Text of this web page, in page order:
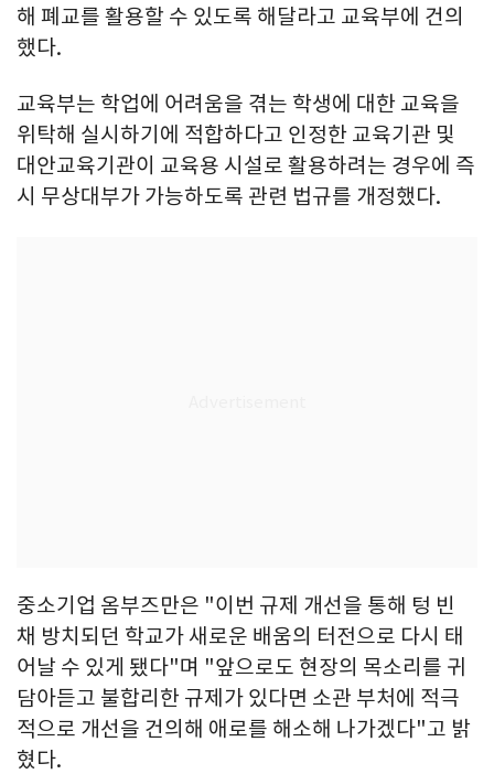
해 폐교를 활용할 수 있도록 해달라고 교육부에 건의
했다.
교육부는 학업에 어려움을 겪는 학생에 대한 교육을
위탁해 실시하기에 적합하다고 인정한 교육기관 및
대안교육기관이 교육용 시설로 활용하려는 경우에 즉
시 무상대부가 가능하도록 관련 법규를 개정했다.
중소기업 옴부즈만은 "이번 규제 개선을 통해 텅 빈
채 방치되던 학교가 새로운 배움의 터전으로 다시 태
어날 수 있게 됐다"며 "앞으로도 현장의 목소리를 귀
담아듣고 불합리한 규제가 있다면 소관 부처에 적극
적으로 개선을 건의해 애로를 해소해 나가겠다"고 밝
혔다.